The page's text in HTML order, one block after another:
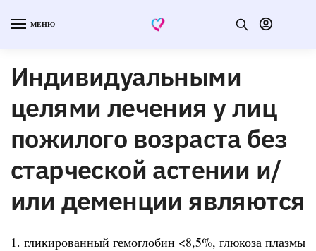
МЕНЮ
Индивидуальными
целями лечения у лиц
пожилого возраста без
старческой астении и/
или деменции являются
1. гликированный гемоглобин <8,5%, глюкоза плазмы